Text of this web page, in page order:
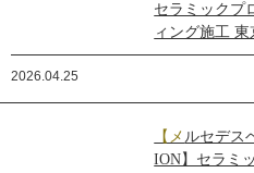
セラミックプ
ィング施工
2026.04.25
【メルセデスベンツ GLE400d／Ceramic Pro
ION】セラミ